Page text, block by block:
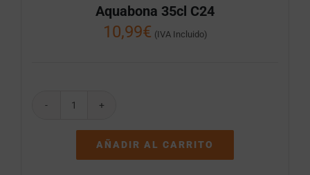
Aquabona 35cl C24
10,99€ (IVA Incluido)
Aquabona
cantidad
AÑADIR AL CARRITO